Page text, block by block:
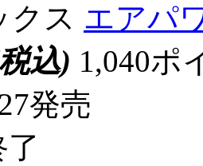
クス エアパ
込) 1,040ポ
発売